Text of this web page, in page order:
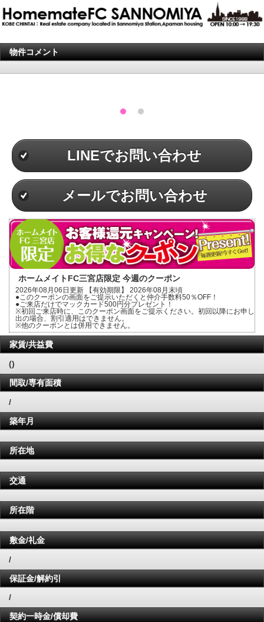
物件コメント
LINEでお問い合わせ
メールでお問い合わせ
ホームメイトFC三宮店限定 今週のクーポン
2026年08月06日更新 【有効期限】 2026年08月末頃
●このクーポンの画面をご提示いただくと仲介手数料50％OFF！
●ご来店だけでマックカード500円分プレゼント！
※初回ご来店時に、このクーポン画面をご提示ください。初回以降にお申し
出の場合、割引適用はできません。
※他のクーポンとは併用できません。
家賃/共益費
()
間取/専有面積
/
築年月
所在地
交通
所在階
敷金/礼金
/
保証金/解約引
/
契約一時金/償却費